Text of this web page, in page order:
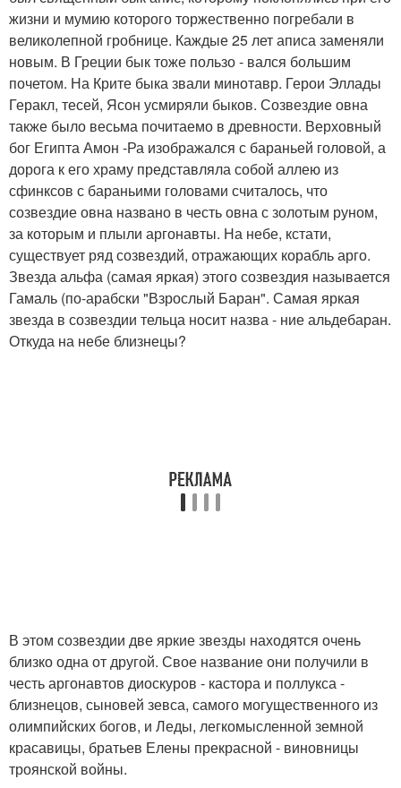
жизни и мумию которого торжественно погребали в
великолепной гробнице. Каждые 25 лет аписа заменяли
новым. В Греции бык тоже пользо - вался большим
почетом. На Крите быка звали минотавр. Герои Эллады
Геракл, тесей, Ясон усмиряли быков. Созвездие овна
также было весьма почитаемо в древности. Верховный
бог Египта Амон -Ра изображался с бараньей головой, а
дорога к его храму представляла собой аллею из
сфинксов с бараньими головами считалось, что
созвездие овна названо в честь овна с золотым руном,
за которым и плыли аргонавты. На небе, кстати,
существует ряд созвездий, отражающих корабль арго.
Звезда альфа (самая яркая) этого созвездия называется
Гамаль (по-арабски "Взрослый Баран". Самая яркая
звезда в созвездии тельца носит назва - ние альдебаран.
Откуда на небе близнецы?
В этом созвездии две яркие звезды находятся очень
близко одна от другой. Свое название они получили в
честь аргонавтов диоскуров - кастора и поллукса -
близнецов, сыновей зевса, самого могущественного из
олимпийских богов, и Леды, легкомысленной земной
красавицы, братьев Елены прекрасной - виновницы
троянской войны.